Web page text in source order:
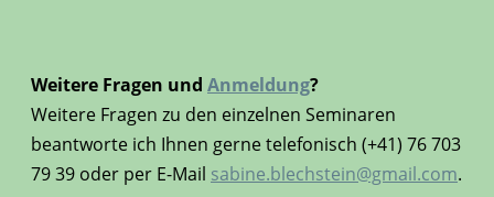
Weitere Fragen und Anmeldung?
Weitere Fragen zu den einzelnen Seminaren
beantworte ich Ihnen gerne telefonisch (+41) 76 703
79 39 oder per E-Mail sabine.blechstein@gmail.com.